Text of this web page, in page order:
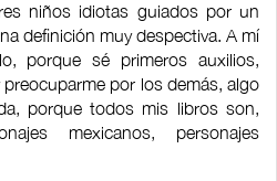
niños idiotas guiados por un
definición muy despectiva. A mí
porque sé primeros auxilios,
por los demás, algo
porque todos mis libros son,
mexicanos, personajes